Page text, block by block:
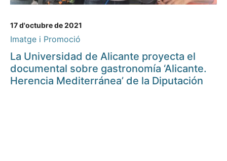
17 d'octubre de 2021
Imatge i Promoció
La Universidad de Alicante proyecta el
documental sobre gastronomía ‘Alicante.
Herencia Mediterránea’ de la Diputación